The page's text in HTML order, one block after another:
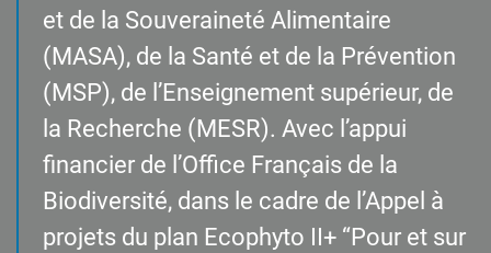
et de la Souveraineté Alimentaire
(MASA), de la Santé et de la Prévention
(MSP), de l’Enseignement supérieur, de
la Recherche (MESR). Avec l’appui
financier de l’Office Français de la
Biodiversité, dans le cadre de l’Appel à
projets du plan Ecophyto II+ “Pour et sur